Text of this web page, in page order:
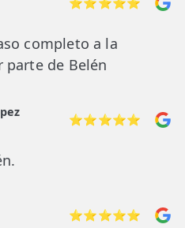
completo a la
parte de Belén
⭐⭐⭐⭐⭐
⭐⭐⭐⭐⭐